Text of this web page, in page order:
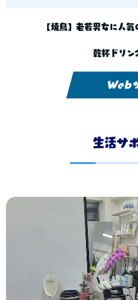
【焼鳥】老若男女に人
乾杯ドリン
Web
生活サ